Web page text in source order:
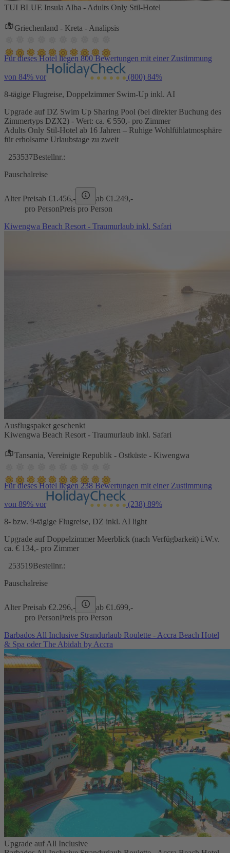
TUI BLUE Insula Alba - Adults Only Stil-Hotel
Griechenland - Kreta - Analipsis
Für dieses Hotel liegen 800 Bewertungen mit einer Zustimmung
von 84% vor (800) 84%
8-tägige Flugreise, Doppelzimmer Swim-Up inkl. AI
Upgrade auf DZ Swim Up Sharing Pool (bei direkter Buchung des
Zimmertyps DZX2) - Wert: ca. € 550,- pro Zimmer
Adults Only Stil-Hotel ab 16 Jahren – Ruhige Wohlfühlatmosphäre
für erholsame Urlaubstage zu zweit
253537Bestellnr.:
Pauschalreise
Alter Preisab €1.456,- ab €1.249,-
pro PersonPreis pro Person
Kiwengwa Beach Resort - Traumurlaub inkl. Safari
Ausflugspaket geschenkt
Kiwengwa Beach Resort - Traumurlaub inkl. Safari
Tansania, Vereinigte Republik - Ostküste - Kiwengwa
Für dieses Hotel liegen 238 Bewertungen mit einer Zustimmung
von 89% vor (238) 89%
8- bzw. 9-tägige Flugreise, DZ inkl. AI light
Upgrade auf Doppelzimmer Meerblick (nach Verfügbarkeit) i.W.v.
ca. € 134,- pro Zimmer
253519Bestellnr.:
Pauschalreise
Alter Preisab €2.296,- ab €1.699,-
pro PersonPreis pro Person
Barbados All Inclusive Strandurlaub Roulette - Accra Beach Hotel
& Spa oder The Abidah by Accra
Upgrade auf All Inclusive